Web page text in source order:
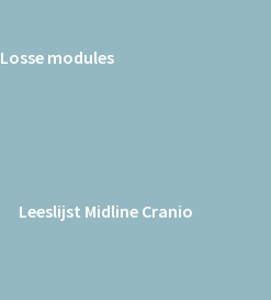
Losse modules
Leeslijst Midline Cranio